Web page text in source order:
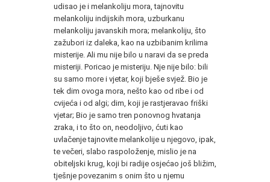
udisao je i melankoliju mora, tajnovitu
melankoliju indijskih mora, uzburkanu
melankoliju javanskih mora; melankoliju, što
zažubori iz daleka, kao na uzbibanim krilima
misterije. Ali mu nije bilo u naravi da se preda
misteriji. Poricao je misteriju. Nje nije bilo: bili
su samo more i vjetar, koji bješe svjež. Bio je
tek dim ovoga mora, nešto kao od ribe i od
cvijeća i od algi; dim, koji je rastjeravao friški
vjetar; Bio je samo tren ponovnog hvatanja
zraka, i to što on, neodoljivo, ćuti kao
uvlačenje tajnovite melankolije u njegovo, ipak,
te večeri, slabo raspoloženje, mislio je na
obiteljski krug, koji bi radije osjećao još bližim,
tješnje povezanim s onim što u njemu